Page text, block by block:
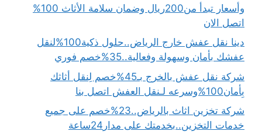
وأسعار تبدأ من200ريال وضمان سلامة الأثاث 100%
اتصل الان
دينا نقل عفش خارج الرياض..حلول ذكية100%لنقل
عفشك بأمان وسهولة وفعالية..35%خصم فوري
شركة نقل عفش بالخرج بـ45%خصم لِنقل أثاثك
بِأمان100%وسرعه لـنقل العفش اتصل بنا
شركة تخزين اثاث بالرياض..23%خصم على جميع
خدمات التخزين..بخدمتك على مدار24ساعة